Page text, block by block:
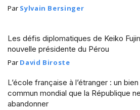
Par Sylvain Bersinger
Les défis diplomatiques de Keiko
nouvelle présidente du Pérou
Par David Biroste
L’école française à l’étranger : un bien
commun mondial que la République
abandonner